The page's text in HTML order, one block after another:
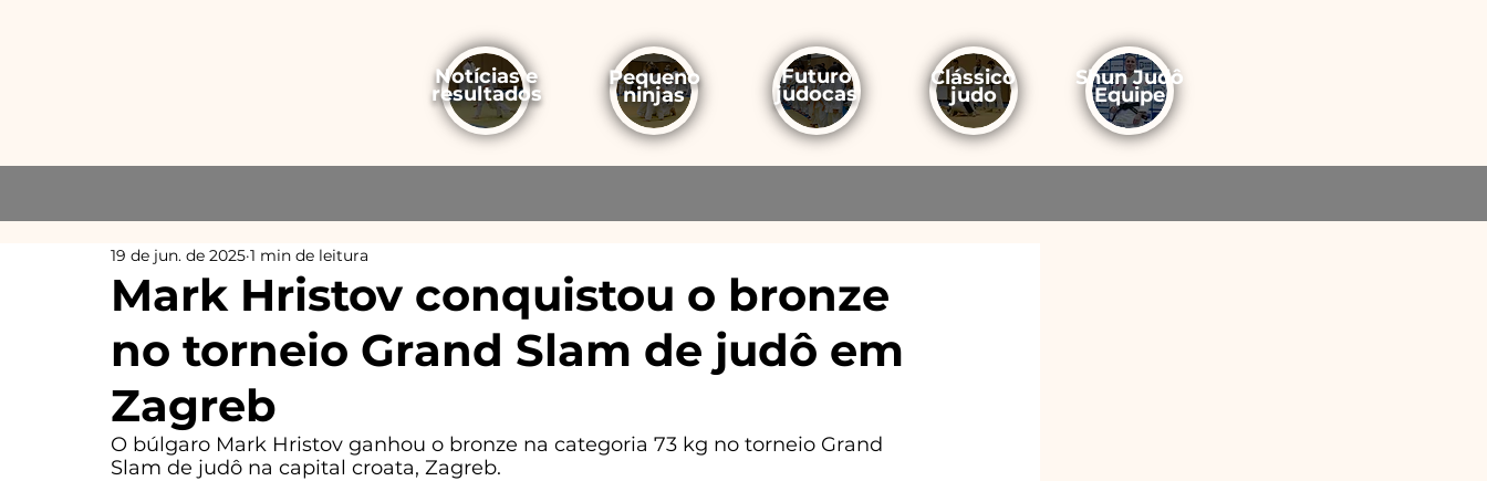
Notícias e
resultados
Pequeno
ninjas
Futuro
judocas
Clássico
judo
Shun Judô
Equipe
Mark Hristov conquistou o bronze
no torneio Grand Slam de judô em
Zagreb
19 de jun. de 2025 1 min de leitura
O búlgaro Mark Hristov ganhou o bronze na categoria 73 kg no torneio Grand
Slam de judô na capital croata, Zagreb.